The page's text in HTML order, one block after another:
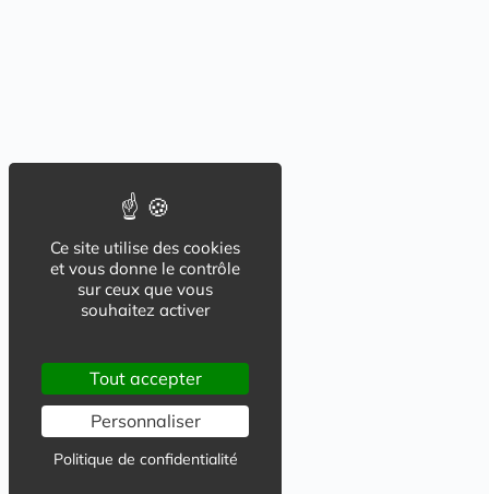
Ce site utilise des cookies
et vous donne le contrôle
sur ceux que vous
souhaitez activer
Tout accepter
Personnaliser
Politique de confidentialité